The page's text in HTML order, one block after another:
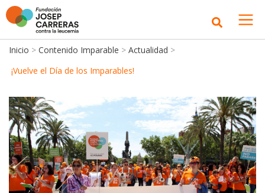
Inicio > Contenido Imparable > Actualidad >
¡Vuelve el Día de los Imparables!